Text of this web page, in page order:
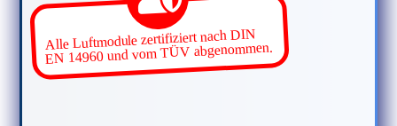
Alle Luftmodule zertifiziert nach DIN
EN 14960 und vom TÜV abgenommen.